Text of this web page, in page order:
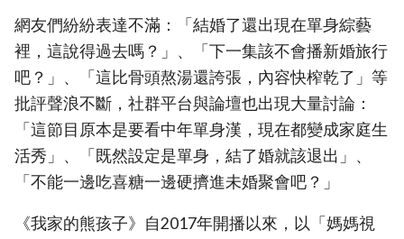
網友們紛紛表達不滿：「結婚了還出現在單身綜藝
裡，這說得過去嗎？」、「下一集該不會播新婚旅行
吧？」、「這比骨頭熬湯還誇張，內容快榨乾了」等
批評聲浪不斷，社群平台與論壇也出現大量討論：
「這節目原本是要看中年單身漢，現在都變成家庭生
活秀」、「既然設定是單身，結了婚就該退出」、
「不能一邊吃喜糖一邊硬擠進未婚聚會吧？」
《我家的熊孩子》自2017年開播以來，以「媽媽視